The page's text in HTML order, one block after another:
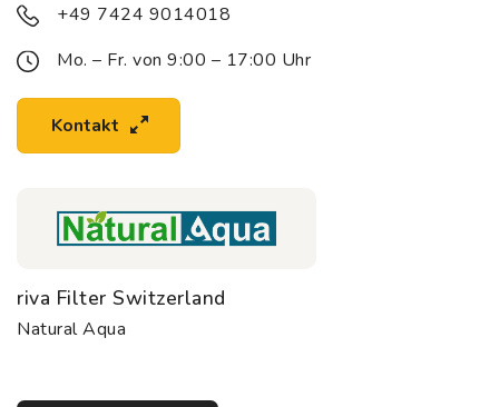
+49 7424 9014018
Mo. – Fr. von 9:00 – 17:00 Uhr
Kontakt
riva Filter Switzerland
Natural Aqua